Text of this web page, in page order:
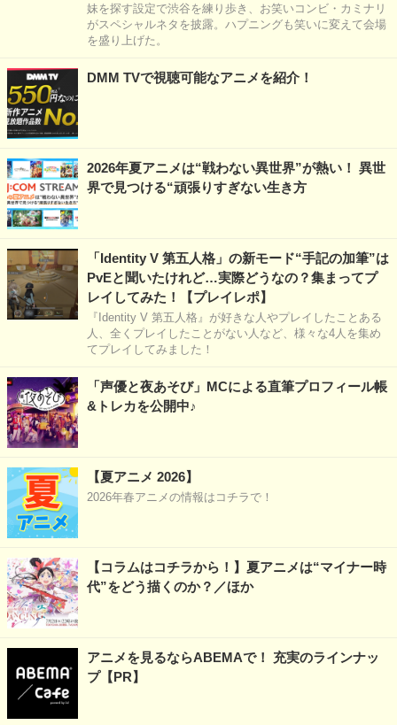
妹を探す設定で渋谷を練り歩き、お笑いコンビ・カミナリ
がスペシャルネタを披露。ハプニングも笑いに変えて会場
を盛り上げた。
DMM TVで視聴可能なアニメを紹介！
2026年夏アニメは“戦わない異世界”が熱い！ 異世
界で見つける“頑張りすぎない生き方
「Identity V 第五人格」の新モード“手記の加筆”は
PvEと聞いたけれど…実際どうなの？集まってプ
レイしてみた！【プレイレポ】
『Identity V 第五人格』が好きな人やプレイしたことある
人、全くプレイしたことがない人など、様々な4人を集め
てプレイしてみました！
「声優と夜あそび」MCによる直筆プロフィール帳
&トレカを公開中♪
【夏アニメ 2026】
2026年春アニメの情報はコチラで！
【コラムはコチラから！】夏アニメは“マイナー時
代”をどう描くのか？／ほか
アニメを見るならABEMAで！ 充実のラインナッ
プ【PR】